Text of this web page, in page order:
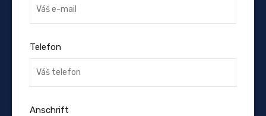
Telefon
Anschrift